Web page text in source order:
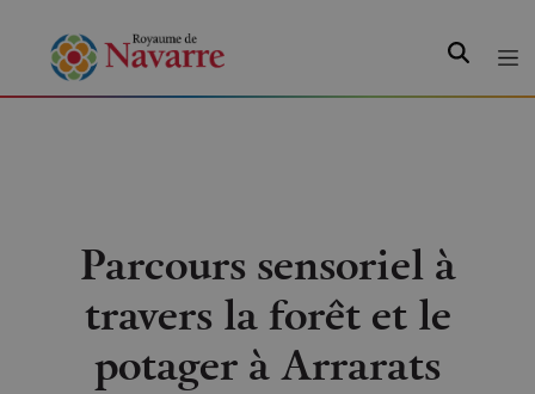
Parcours sensoriel à
travers la forêt et le
potager à Arrarats